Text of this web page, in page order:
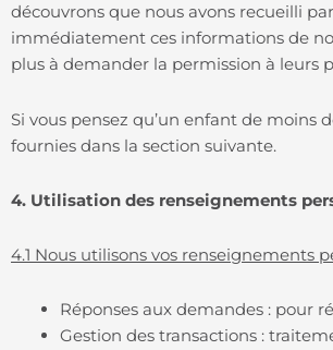
découvrons que nous avons recueilli
immédiatement ces informations de
plus à demander la permission à leurs
Si vous pensez qu’un enfant de moins
fournies dans la section suivante.
4. Utilisation des renseignements
4.1 Nous utilisons vos renseignements
Réponses aux demandes : pour
Gestion des transactions :